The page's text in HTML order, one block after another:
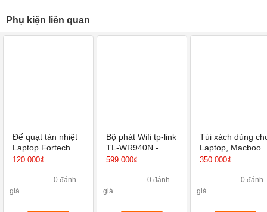
Phụ kiện liên quan
Đế quạt tản nhiệt
Laptop Fortech
F116
120.000₫
0 đánh
giá
Bộ phát Wifi tp-link
TL-WR940N -
Router Wi-Fi
599.000₫
0 đánh
giá
Túi xách dùng
Laptop, Macbook
loại 13 Inch 14
350.000₫
0 đánh
giá